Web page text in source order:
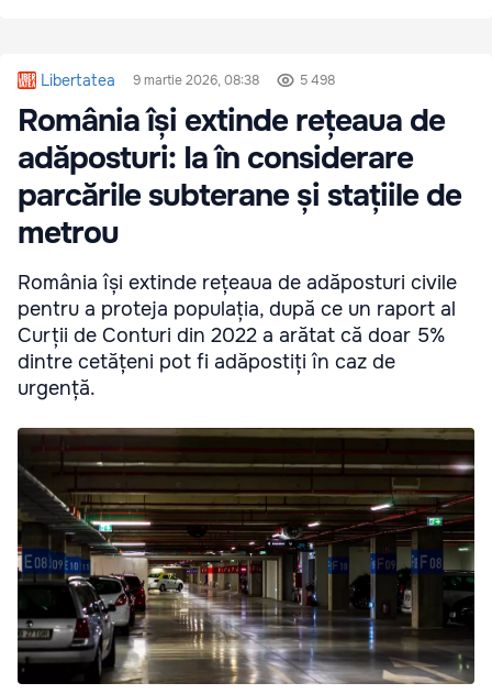
Libertatea 9 martie 2026, 08:38 5 498
România își extinde rețeaua de
adăposturi: Ia în considerare
parcările subterane și stațiile de
metrou
România își extinde rețeaua de adăposturi civile
pentru a proteja populația, după ce un raport al
Curții de Conturi din 2022 a arătat că doar 5%
dintre cetățeni pot fi adăpostiți în caz de
urgență.